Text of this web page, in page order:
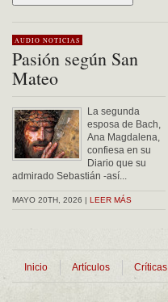
AUDIO NOTICIAS
Pasión según San
Mateo
La segunda
esposa de Bach,
Ana Magdalena,
confiesa en su
Diario que su
admirado Sebastián -así...
MAYO 20TH, 2026 | LEER MÁS
Inicio Artículos Críticas